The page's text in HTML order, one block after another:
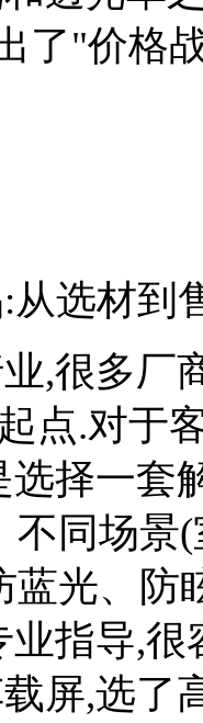
了"价格
从选材到
,很多厂
点.对于
选择一
不同场景
蓝光、防
业指导,
屏,选了